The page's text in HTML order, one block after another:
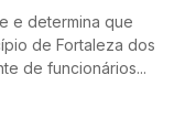
e determina que
de Fortaleza dos
de funcionários...